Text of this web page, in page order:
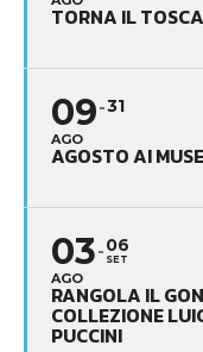
TORNA IL
09
AGO
31
AGOSTO AI
03
AGO
06
SET
RANGOLA IL
COLLEZIONE
PUCCINI